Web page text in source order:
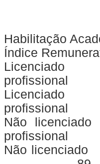
Habilitação
Índice
Não
Não